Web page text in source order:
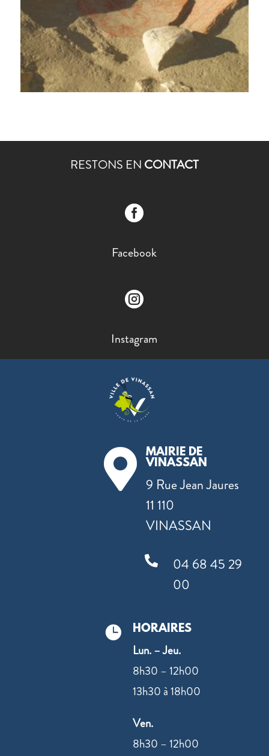
RESTONS EN CONTACT

Facebook

Instagram

MAIRIE DE
VINASSAN
9 Rue Jean Jaures
11 110
VINASSAN

04 68 45 29
00
 HORAIRES
Lun. – Jeu.
8h30 – 12h00
13h30 à 18h00
Ven.
8h30 – 12h00